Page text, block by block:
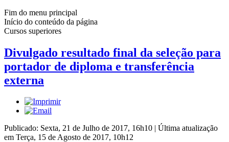
Fim do menu principal
Início do conteúdo da página
Cursos superiores
Divulgado resultado final da seleção para
portador de diploma e transferência
externa
Publicado: Sexta, 21 de Julho de 2017, 16h10 | Última atualização
em Terça, 15 de Agosto de 2017, 10h12